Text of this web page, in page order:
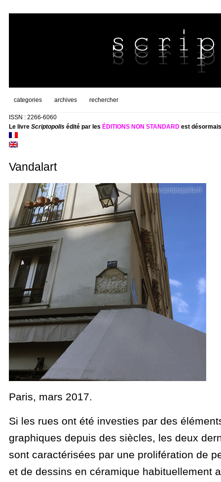
categories archives rechercher
ISSN : 2266-6060
Le livre Scriptopolisédité par les ÉDITIONS NON STANDARDest
Vandalart
Paris, mars 2017.
Si les rues ont été investies par des
graphiques depuis des siècles, les deux
sont caractérisées par une prolifération de
et de dessins en céramique habituellement